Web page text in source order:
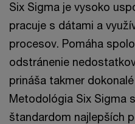
Six Sigma je vysoko
pracuje s dátami a
procesov. Pomáha
odstránenie
prináša takmer
Metodológia Six Sigma
štandardom najlepších